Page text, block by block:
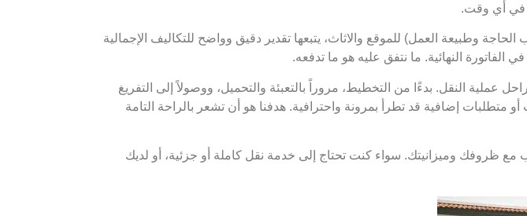
في أي وقت.
وطبيعة العمل) للموقع والاثاث، يتبعها تقدير دقيق وواضح للتكاليف الإجمالية
الفاتورة النهائية. ما نتفق عليه هو ما تدفعه.
النقل. بدءًا من التخطيط، مروراً بالتعبئة والتحميل، ووصولاً إلى التفريغ
إضافية قد تطرأ بمرونة واحترافية. هدفنا هو أن تشعر بالراحة التامة
مع ظروفك وميزانيتك. سواء كنت تحتاج إلى خدمة نقل كاملة أو جزئية، أو لديك